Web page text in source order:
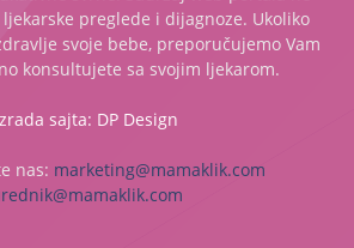
preglede i dijagnoze. Ukoliko
svoje bebe, preporučujemo Vam
konsultujete sa svojim ljekarom.
sajta: DP Design
nas: marketing@mamaklik.com